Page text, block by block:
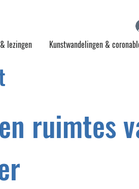
lezingen Kunstwandelingen &
ruimtes